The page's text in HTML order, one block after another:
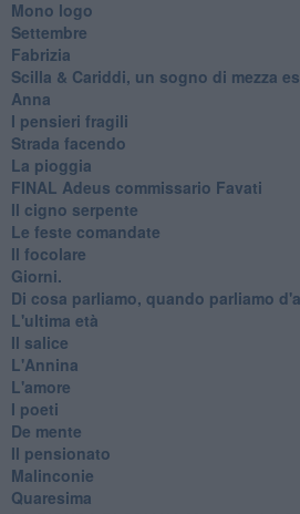
Mono logo
Settembre
Fabrizia
​Scilla & Cariddi, un sogno di mezza
Anna
I pensieri fragili
Strada facendo
La pioggia
FINAL Adeus commissario Favati
Il cigno serpente
Le feste comandate
Il focolare
Giorni.
Di cosa parliamo, quando parliamo
L'ultima età
Il salice
L'Annina
L'amore
I poeti
De mente
Il pensionato
Malinconie
Quaresima